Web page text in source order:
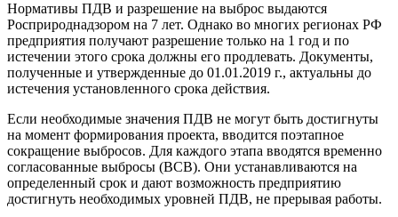
Нормативы ПДВ и разрешение на выброс выдаются
Росприроднадзором на 7 лет. Однако во многих регионах РФ
предприятия получают разрешение только на 1 год и по
истечении этого срока должны его продлевать. Документы,
полученные и утвержденные до 01.01.2019 г., актуальны до
истечения установленного срока действия.
Если необходимые значения ПДВ не могут быть достигнуты
на момент формирования проекта, вводится поэтапное
сокращение выбросов. Для каждого этапа вводятся временно
согласованные выбросы (ВСВ). Они устанавливаются на
определенный срок и дают возможность предприятию
достигнуть необходимых уровней ПДВ, не прерывая работы.